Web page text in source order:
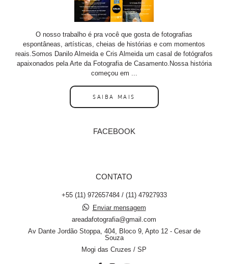
O nosso trabalho é pra você que gosta de fotografias
espontâneas, artísticas, cheias de histórias e com momentos
reais.Somos Danilo Almeida e Cris Almeida um casal de fotógrafos
apaixonados pela Arte da Fotografia de Casamento.Nossa história
começou em ...
SAIBA MAIS
FACEBOOK
CONTATO
+55 (11) 972657484 / (11) 47927933
Enviar mensagem
areadafotografia@gmail.com
Av Dante Jordão Stoppa, 404, Bloco 9, Apto 12 - Cesar de
Souza
Mogi das Cruzes / SP